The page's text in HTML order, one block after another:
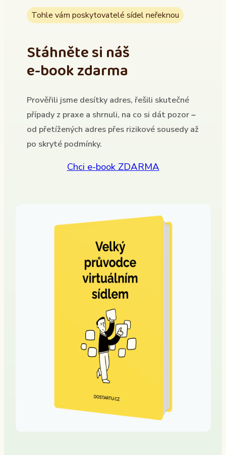
Tohle vám poskytovatelé sídel neřeknou
Stáhněte si náš
e-book zdarma
Prověřili jsme desítky adres, řešili skutečné
případy z praxe a shrnuli, na co si dát pozor –
od přetížených adres přes rizikové sousedy až
po skryté podmínky.
Chci e-book ZDARMA